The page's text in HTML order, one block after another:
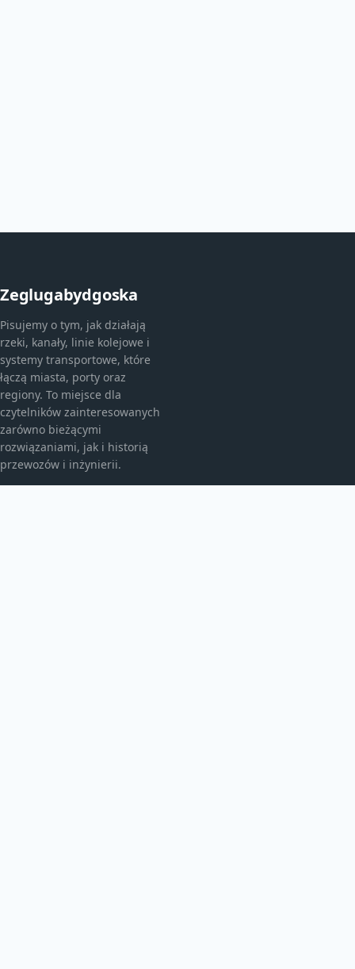
Zeglugabydgoska
Pisujemy o tym, jak działają
rzeki, kanały, linie kolejowe i
systemy transportowe, które
łączą miasta, porty oraz
regiony. To miejsce dla
czytelników zainteresowanych
zarówno bieżącymi
rozwiązaniami, jak i historią
przewozów i inżynierii.